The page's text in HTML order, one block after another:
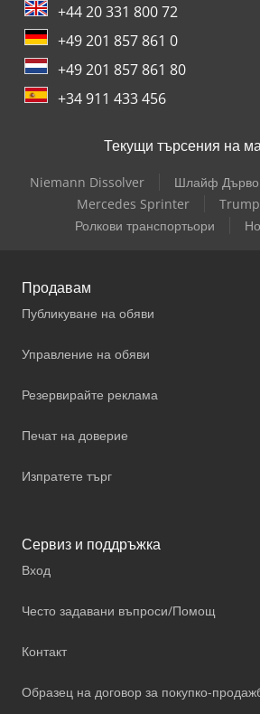
+44 20 331 800 72
+49 201 857 861 0
+49 201 857 861 80
+34 911 433 456
Текущи търсения на
Niemann Dissolver Шлайф Дърво
Mercedes Sprinter
Ролкови транспортьори
Продавам
Публикуване на обяви
Управление на обяви
Резервирайте реклама
Печат на доверие
Изпратете търг
Сервиз и поддръжка
Вход
Често задавани въпроси/Помощ
Контакт
Образец на договор за покупко-